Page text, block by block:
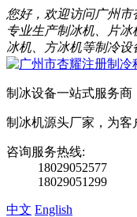
您好，欢迎访问广州
专业生产制冰机、片
冰机、方冰机等制冷设
制冰设备一站式服务商
制冰机源头厂家，为客
咨询服务热线:
18029052577
18029051299
中文 English